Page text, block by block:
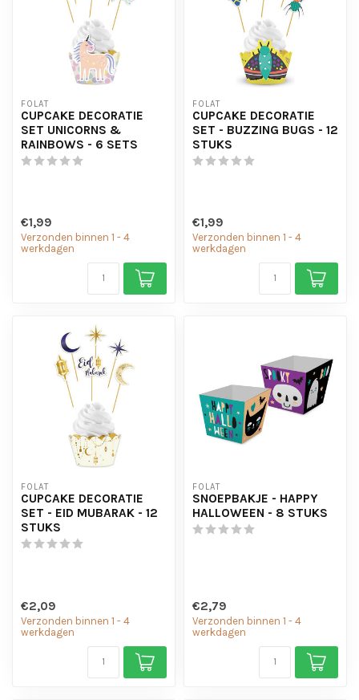
FOLAT
CUPCAKE DECORATIE
SET UNICORNS &
RAINBOWS - 6 SETS
€1,99
Verzonden binnen 1 - 4
werkdagen
FOLAT
CUPCAKE DECORATIE
SET - BUZZING BUGS - 12
STUKS
€1,99
Verzonden binnen 1 - 4
werkdagen
FOLAT
CUPCAKE DECORATIE
SET - EID MUBARAK - 12
STUKS
€2,09
Verzonden binnen 1 - 4
werkdagen
FOLAT
SNOEPBAKJE - HAPPY
HALLOWEEN - 8 STUKS
€2,79
Verzonden binnen 1 - 4
werkdagen